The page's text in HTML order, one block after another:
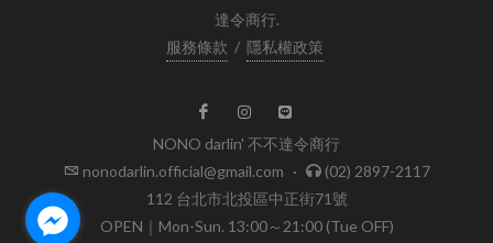
達令商行.
服務條款 / 隱私權政策
NONO darlin' 不不達令商行
nonodarlin.official@gmail.com ·
(02) 2897-2117
112 台北市北投區中正街71號
OPEN｜Mon-Sun. 13:00～21:00 (Tue OFF)